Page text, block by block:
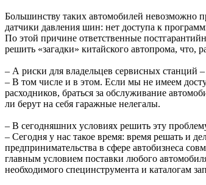
Большинству таких автомобилей невозможно
датчики давления шин: нет доступа к
По этой причине ответственные
решить «загадки» китайского автопрома, что,
– А риски для владельцев сервисных станций
– В том числе и в этом. Если мы не имеем
расходников, браться за обслуживание
ли берут на себя гаражные нелегалы.
– В сегодняшних условиях решить эту
– Сегодня у нас такое время: время решать и
предпринимательства в сфере автобизнеса
главным условием поставки любого
необходимого специнструмента и каталогам